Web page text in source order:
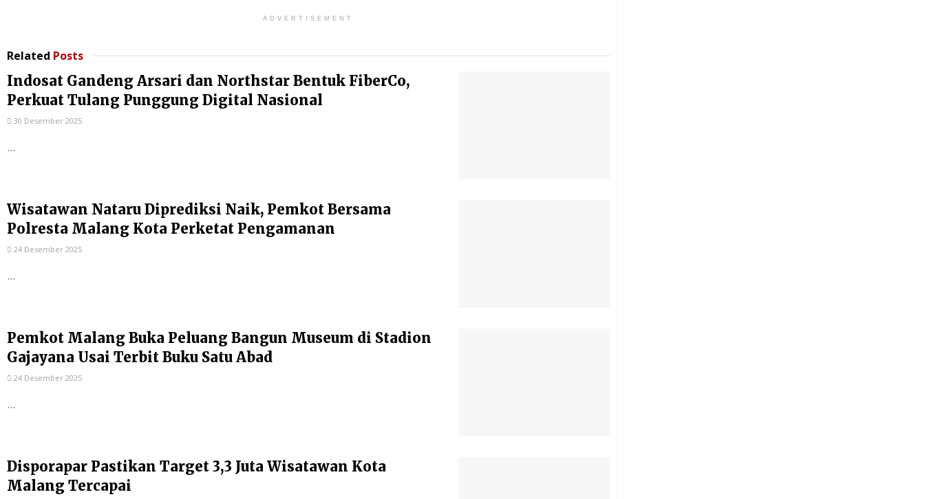
ADVERTISEMENT
Related Posts
Indosat Gandeng Arsari dan Northstar Bentuk FiberCo,
Perkuat Tulang Punggung Digital Nasional
30 Desember 2025
...
Wisatawan Nataru Diprediksi Naik, Pemkot Bersama
Polresta Malang Kota Perketat Pengamanan
24 Desember 2025
...
Pemkot Malang Buka Peluang Bangun Museum di Stadion
Gajayana Usai Terbit Buku Satu Abad
24 Desember 2025
...
Disporapar Pastikan Target 3,3 Juta Wisatawan Kota
Malang Tercapai